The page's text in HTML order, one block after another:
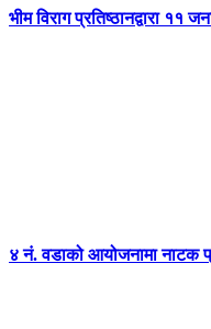
भीम विराग प्रतिष्ठानद्वारा ११
४ नं. वडाको आयोजनामा नाटक